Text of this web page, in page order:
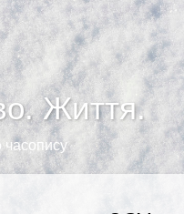
Життя.
часопису